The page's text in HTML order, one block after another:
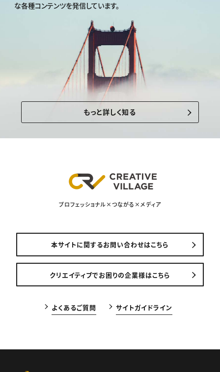
な各種コンテンツを発信しています。
もっと詳しく知る
プロフェッショナル×つながる×メディア
本サイトに関するお問い合わせはこちら
クリエイティブでお困りの企業様はこちら
よくあるご質問 サイトガイドライン